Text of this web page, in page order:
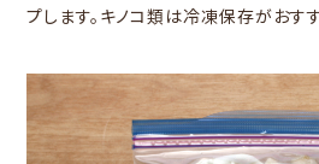
プします。キノコ類は冷凍保存がおす